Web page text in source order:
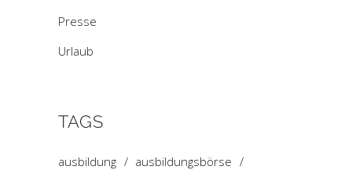
Presse
Urlaub
TAGS
ausbildung
ausbildungsbörse